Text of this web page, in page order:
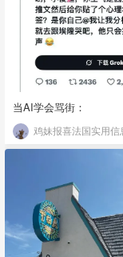
当AI学会骂街：
鸡妹报喜法国实用信